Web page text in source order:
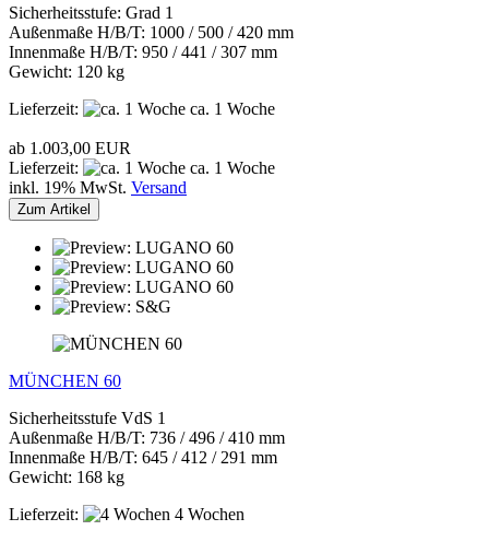
Sicherheitsstufe: Grad 1
Außenmaße H/B/T: 1000 / 500 / 420 mm
Innenmaße H/B/T: 950 / 441 / 307 mm
Gewicht: 120 kg
Lieferzeit:
ca. 1 Woche
ab 1.003,00 EUR
Lieferzeit:
ca. 1 Woche
inkl. 19% MwSt. Versand
Zum Artikel
MÜNCHEN 60
Sicherheitsstufe VdS 1
Außenmaße H/B/T: 736 / 496 / 410 mm
Innenmaße H/B/T: 645 / 412 / 291 mm
Gewicht: 168 kg
Lieferzeit:
4 Wochen